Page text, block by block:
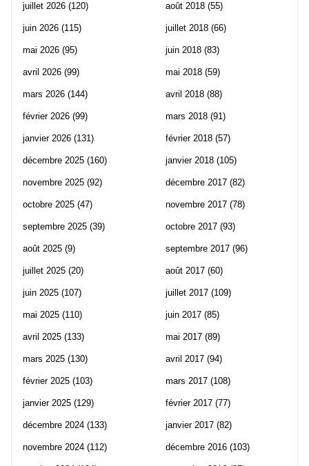
juillet 2026 (120)
juin 2026 (115)
mai 2026 (95)
avril 2026 (99)
mars 2026 (144)
février 2026 (99)
janvier 2026 (131)
décembre 2025 (160)
novembre 2025 (92)
octobre 2025 (47)
septembre 2025 (39)
août 2025 (9)
juillet 2025 (20)
juin 2025 (107)
mai 2025 (110)
avril 2025 (133)
mars 2025 (130)
février 2025 (103)
janvier 2025 (129)
décembre 2024 (133)
novembre 2024 (112)
août 2018 (55)
juillet 2018 (66)
juin 2018 (83)
mai 2018 (59)
avril 2018 (88)
mars 2018 (91)
février 2018 (57)
janvier 2018 (105)
décembre 2017 (82)
novembre 2017 (78)
octobre 2017 (93)
septembre 2017 (96)
août 2017 (60)
juillet 2017 (109)
juin 2017 (85)
mai 2017 (89)
avril 2017 (94)
mars 2017 (108)
février 2017 (77)
janvier 2017 (82)
décembre 2016 (103)